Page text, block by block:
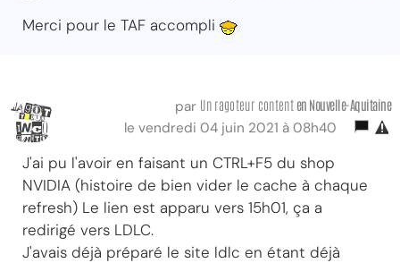
Merci pour le TAF accompli
par Un ragoteur content en Nouvelle-Aquitaine
le vendredi 04 juin 2021 à 08h40
J'ai pu l'avoir en faisant un CTRL+F5 du shop
NVIDIA (histoire de bien vider le cache à chaque
refresh) Le lien est apparu vers 15h01, ça a
redirigé vers LDLC.
J'avais déjà préparé le site ldlc en étant déjà